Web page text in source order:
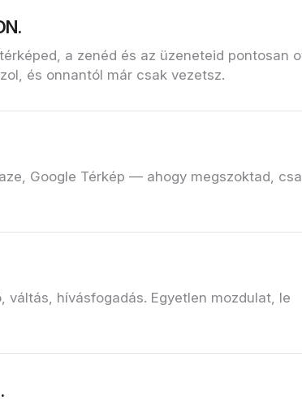
a zenéd és az üzeneteid pontosan
és onnantól már csak vezetsz.
Google Térkép — ahogy megszoktad,
hívásfogadás. Egyetlen mozdulat, le